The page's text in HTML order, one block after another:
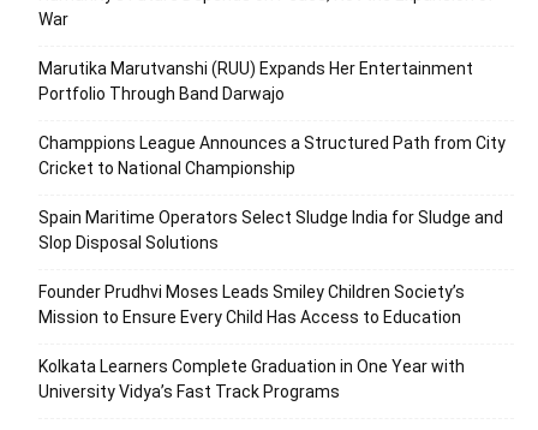
War
Marutika Marutvanshi (RUU) Expands Her Entertainment
Portfolio Through Band Darwajo
Champpions League Announces a Structured Path from City
Cricket to National Championship
Spain Maritime Operators Select Sludge India for Sludge and
Slop Disposal Solutions
Founder Prudhvi Moses Leads Smiley Children Society’s
Mission to Ensure Every Child Has Access to Education
Kolkata Learners Complete Graduation in One Year with
University Vidya’s Fast Track Programs